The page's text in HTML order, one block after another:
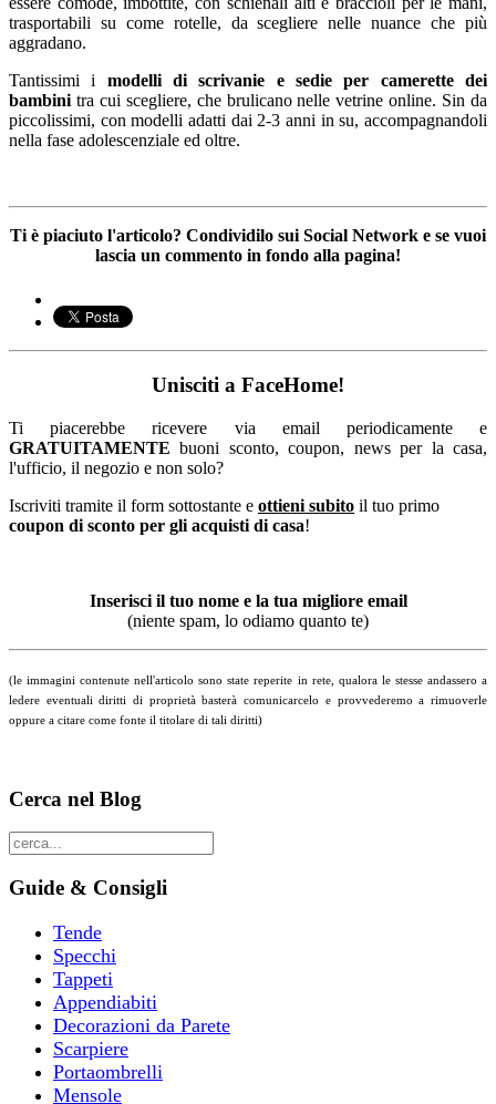
trasportabili su come rotelle, da scegliere nelle nuance che più
aggradano.
Tantissimi i modelli di scrivanie e sedie per camerette dei
bambini tra cui scegliere, che brulicano nelle vetrine online. Sin da
piccolissimi, con modelli adatti dai 2-3 anni in su, accompagnandoli
nella fase adolescenziale ed oltre.
Ti è piaciuto l'articolo? Condividilo sui Social Network e se vuoi
lascia un commento in fondo alla pagina!
Unisciti a FaceHome!
Ti piacerebbe ricevere via email periodicamente e
GRATUITAMENTE buoni sconto, coupon, news per la casa,
l'ufficio, il negozio e non solo?
Iscriviti tramite il form sottostante e ottieni subito il tuo primo
coupon di sconto per gli acquisti di casa!
Inserisci il tuo nome e la tua migliore email
(niente spam, lo odiamo quanto te)
(le immagini contenute nell'articolo sono state reperite in rete, qualora le stesse andassero a
ledere eventuali diritti di proprietà basterà comunicarcelo e provvederemo a rimuoverle
oppure a citare come fonte il titolare di tali diritti)
Cerca nel Blog
Guide & Consigli
Tende
Specchi
Tappeti
Appendiabiti
Decorazioni da Parete
Scarpiere
Portaombrelli
Mensole